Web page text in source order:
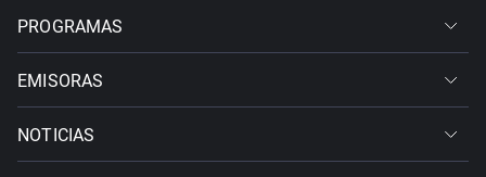
PROGRAMAS
EMISORAS
NOTICIAS